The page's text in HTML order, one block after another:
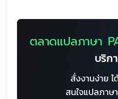
ตลาดแปลภาษา
บริก
สั่งงานง่าย ไ
สนใจแปลภาษ